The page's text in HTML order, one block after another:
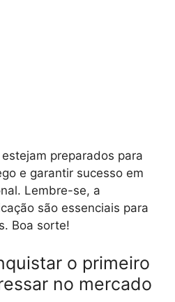
preparados para
e garantir sucesso em
Lembre-se, a
são essenciais para
Boa sorte!
o primeiro
no mercado